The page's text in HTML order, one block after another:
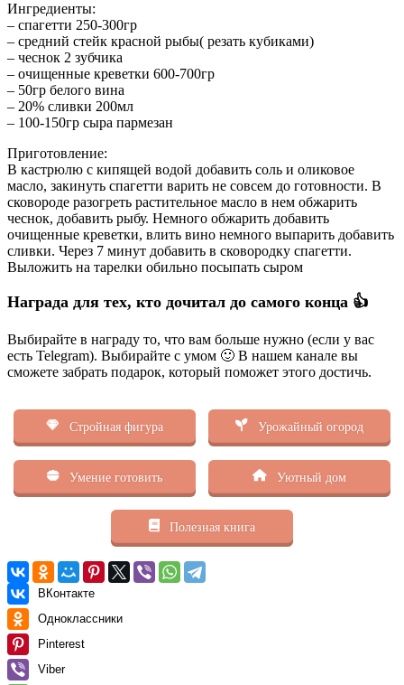
Ингредиенты:
– спагетти 250-300гр
– средний стейк красной рыбы( резать кубиками)
– чеснок 2 зубчика
– очищенные креветки 600-700гр
– 50гр белого вина
– 20% сливки 200мл
– 100-150гр сыра пармезан
Приготовление:
В кастрюлю с кипящей водой добавить соль и оликовое
масло, закинуть спагетти варить не совсем до готовности. В
сковороде разогреть растительное масло в нем обжарить
чеснок, добавить рыбу. Немного обжарить добавить
очищенные креветки, влить вино немного выпарить добавить
сливки. Через 7 минут добавить в сковородку спагетти.
Выложить на тарелки обильно посыпать сыром
Награда для тех, кто дочитал до самого конца 👍
Выбирайте в награду то, что вам больше нужно (если у вас
есть Telegram). Выбирайте с умом 🙂 В нашем канале вы
сможете забрать подарок, который поможет этого достичь.
Стройная фигура Урожайный огород
Умение готовить Уютный дом
Полезная книга
ВКонтакте
Одноклассники
Pinterest
Viber